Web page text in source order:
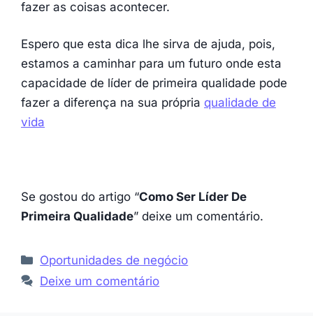
fazer as coisas acontecer.
Espero que esta dica lhe sirva de ajuda, pois,
estamos a caminhar para um futuro onde esta
capacidade de líder de primeira qualidade pode
fazer a diferença na sua própria qualidade de
vida
Se gostou do artigo “Como Ser Líder De
Primeira Qualidade” deixe um comentário.
Categorias
Oportunidades de negócio
Deixe um comentário